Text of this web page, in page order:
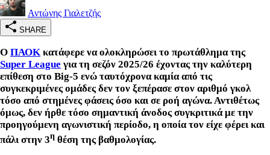
Αντώνης Γιαλετζής
SHARE
Ο ΠΑΟΚ κατάφερε να ολοκληρώσει το πρωτάθλημα της
Super League για τη σεζόν 2025/26 έχοντας την καλύτερη
επίθεση στο Big-5 ενώ ταυτόχρονα καμία από τις
συγκεκριμένες ομάδες δεν τον ξεπέρασε στον αριθμό γκολ
τόσο από στημένες φάσεις όσο και σε ροή αγώνα. Αντιθέτως
όμως, δεν ήρθε τόσο σημαντική άνοδος συγκριτικά με την
προηγούμενη αγωνιστική περίοδο, η οποία τον είχε φέρει και
πάλι στην 3η θέση της βαθμολογίας.